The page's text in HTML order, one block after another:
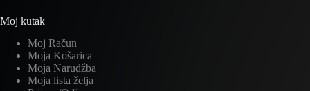
Moj kutak
Moj Račun
Moja Košarica
Moja Narudžba
Moja lista želja